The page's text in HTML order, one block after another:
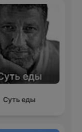
Суть еды